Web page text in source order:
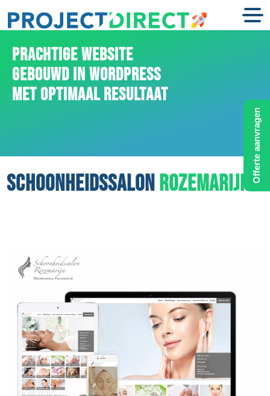
PRACHTIGE WEBSITE
GEBOUWD IN WORDPRESS
MET OPTIMAAL RESULTAAT
SCHOONHEIDSSALONROZEMARIJN
Offerte aanvragen